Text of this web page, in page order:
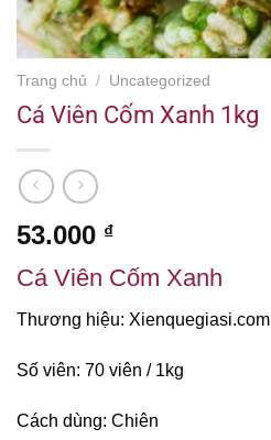
Trang chủ / Uncategorized
Cá Viên Cốm Xanh 1kg
53.000 ₫
Cá Viên Cốm Xanh
Thương hiệu: Xienquegiasi.com
Số viên: 70 viên / 1kg
Cách dùng: Chiên